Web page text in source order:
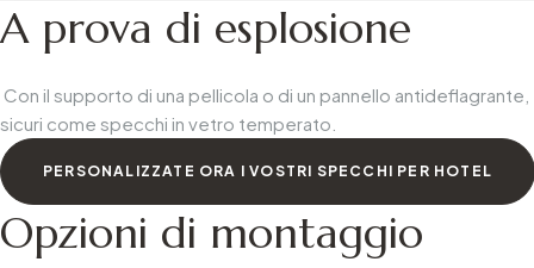
A prova di esplosione
Con il supporto di una pellicola o di un pannello antideflagrante,
sicuri come specchi in vetro temperato.
PERSONALIZZATE ORA I VOSTRI SPECCHI PER HOTEL
Opzioni di montaggio